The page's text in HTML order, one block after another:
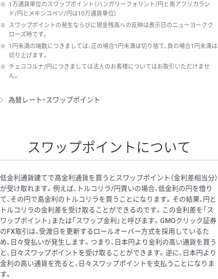
※ 1万通貨単位のスワップポイント（ハンガリーフォリント/円と南アフリカラン
ド/円とメキシコペソ/円は10万通貨単位）
※ スワップポイントの発生ならびに現金残高への反映は表示日のニューヨークク
ローズ時です。
※ 1円未満の端数につきましては、正の場合1円未満は切り捨て、負の場合1円未満は
切り上げます。
※ チェココルナ/円につきましては法人のお客様についてはお取引いただけませ
ん。
為替レート・スワップポイント
スワップポイントについて
低金利通貨建てで高金利通貨を買うとスワップポイント（金利差相当分）
が受け取れます。例えば、トルコリラ/円買いの場合、低金利の円を借り
て、その円で高金利のトルコリラを買うことになります。その結果、円と
トルコリラの金利差を受け取ることができるのです。この金利差を「ス
ワップポイント」または「スワップ金利」と呼びます。GMOクリック証券
のFX取引は、受渡日を更新するロールオーバー方式を採用しているた
め、日々受払いが発生します。つまり、日本円より金利の高い通貨を買う
と、日々スワップポイントを受け取ることができます。逆に、日本円より
金利の高い通貨を売ると、日々スワップポイントを支払うことになりま
す。